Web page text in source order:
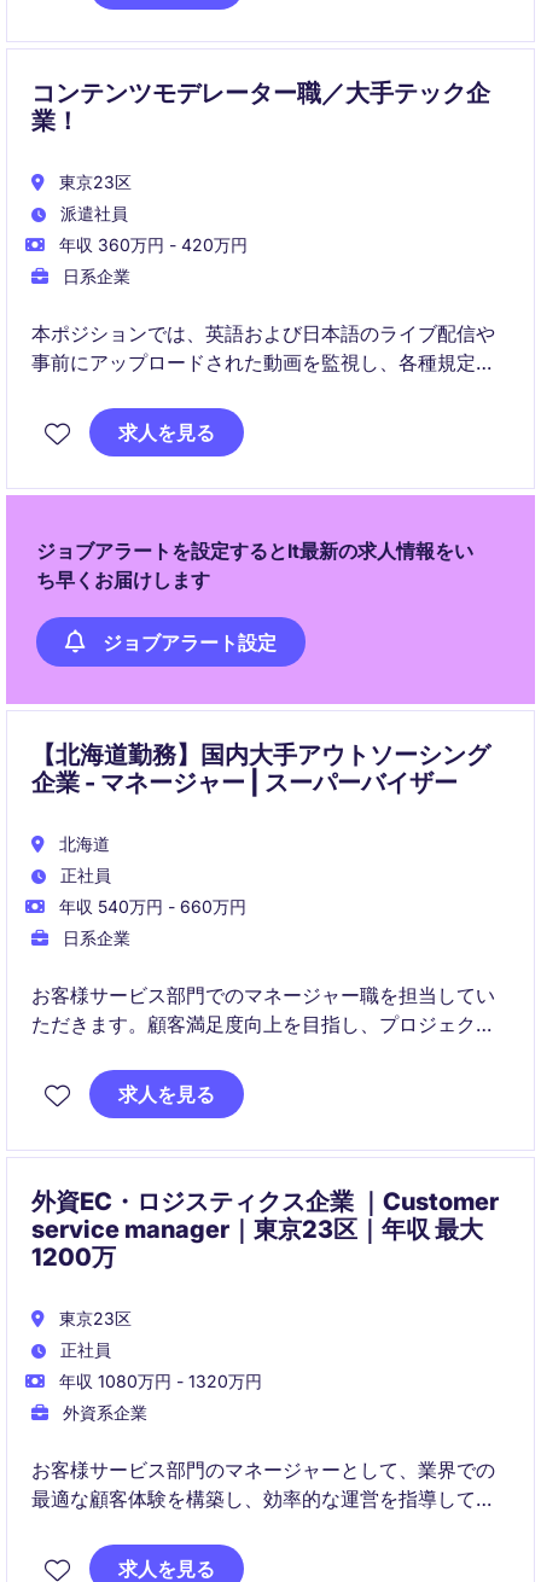
コンテンツモデレーター職／大手テック企
業！
東京23区
派遣社員
年収 360万円 - 420万円
日系企業
本ポジションでは、英語および日本語のライブ配信や
事前にアップロードされた動画を監視し、各種規定に
求人を見る
ジョブアラートを設定するとIt最新の求人情報をい
ち早くお届けします
ジョブアラート設定
【北海道勤務】国内大手アウトソーシング
企業 - マネージャー | スーパーバイザー
北海道
正社員
年収 540万円 - 660万円
日系企業
お客様サービス部門でのマネージャー職を担当してい
ただきます。顧客満足度向上を目指し、プロジェクト
求人を見る
外資EC・ロジスティクス企業 ｜Customer
service manager｜東京23区｜年収 最大
1200万
東京23区
正社員
年収 1080万円 - 1320万円
外資系企業
お客様サービス部門のマネージャーとして、業界での
最適な顧客体験を構築し、効率的な運営を指導してい
進する重要な役割を担います。
求人を見る